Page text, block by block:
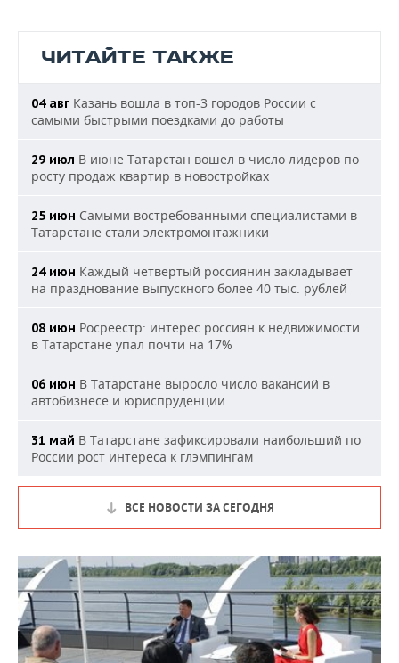
ЧИТАЙТЕ ТАКЖЕ
04 авг Казань вошла в топ-3 городов России с
самыми быстрыми поездками до работы
29 июл В июне Татарстан вошел в число лидеров по
росту продаж квартир в новостройках
25 июн Самыми востребованными специалистами в
Татарстане стали электромонтажники
24 июн Каждый четвертый россиянин закладывает
на празднование выпускного более 40 тыс. рублей
08 июн Росреестр: интерес россиян к недвижимости
в Татарстане упал почти на 17%
06 июн В Татарстане выросло число вакансий в
автобизнесе и юриспруденции
31 май В Татарстане зафиксировали наибольший по
России рост интереса к глэмпингам
ВСЕ НОВОСТИ ЗА СЕГОДНЯ